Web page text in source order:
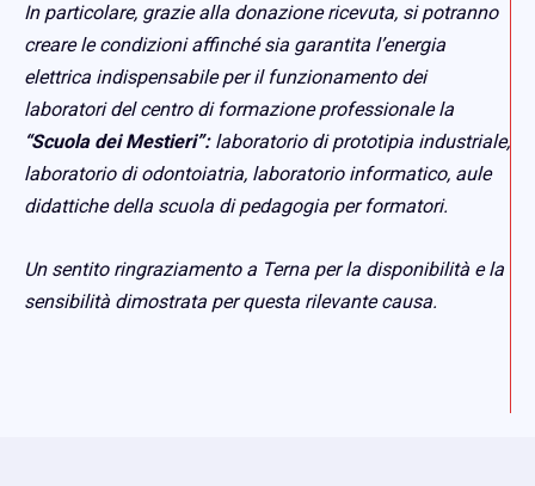
In particolare, grazie alla donazione ricevuta, si potranno
creare le condizioni affinché sia garantita l’energia
elettrica indispensabile per il funzionamento dei
laboratori del centro di formazione professionale la
“Scuola dei Mestieri”:laboratorio di prototipia industriale,
laboratorio di odontoiatria, laboratorio informatico, aule
didattiche della scuola di pedagogia per formatori.
Un sentito ringraziamento a Terna per la disponibilità e la
sensibilità dimostrata per questa rilevante causa.